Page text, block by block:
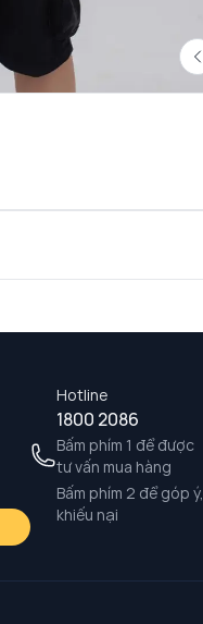
Hotline
1800 2086
Bấm phím 1 để được
tư vấn mua hàng
Bấm phím 2 để góp ý,
khiếu nại